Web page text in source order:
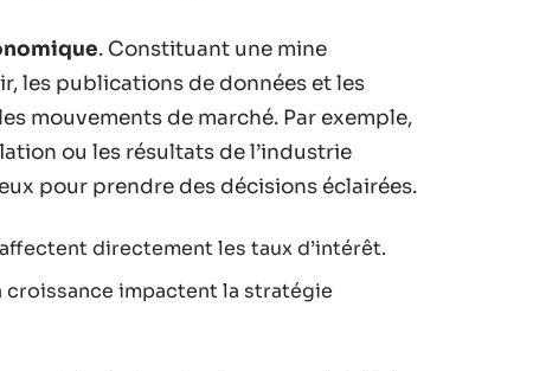
. Constituant une mine
les publications de données et les
mouvements de marché. Par exemple,
ou les résultats de l’industrie
pour prendre des décisions éclairées.
affectent directement les taux d’intérêt.
croissance impactent la stratégie